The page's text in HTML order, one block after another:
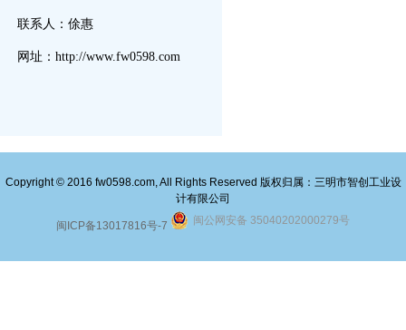
联系人：俆惠
网址：http://www.fw0598.com
Copyright © 2016 fw0598.com, All Rights Reserved 版权归属：三明市智创工业设
计有限公司
闽ICP备13017816号-7 闽公网安备 35040202000279号